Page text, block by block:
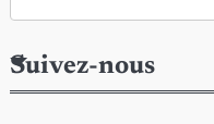
Suivez-nous